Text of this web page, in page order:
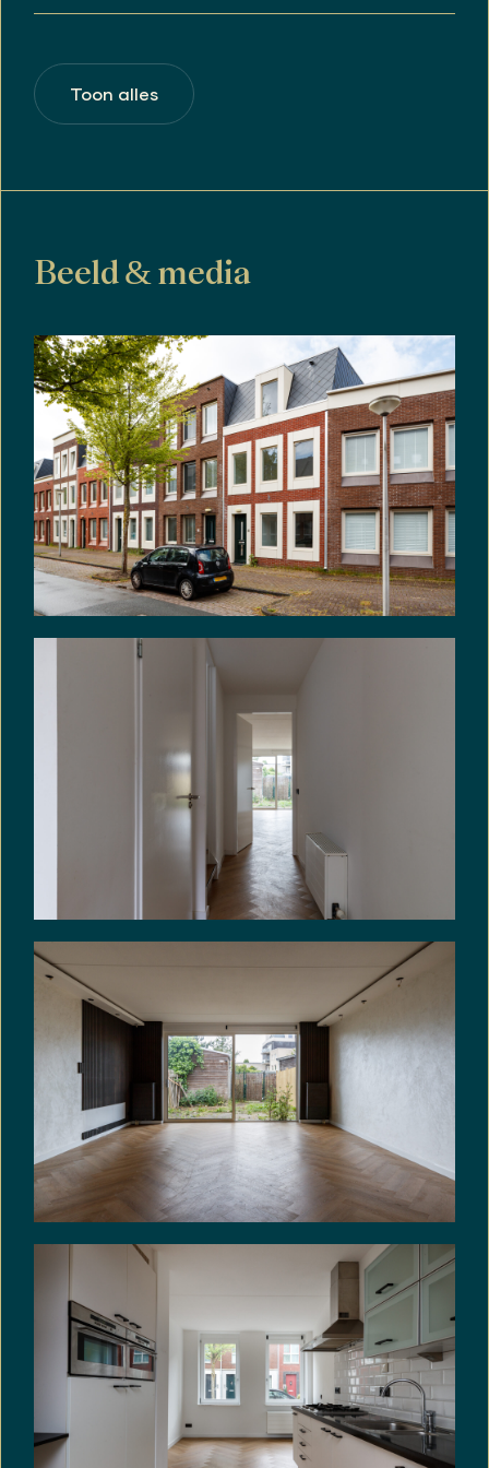
het BBMI-artikel, de ouderdomsclausule, het niet-
Algemeen:
Deze informatie is met de nodige zorgvuldigheid
samengesteld. Aan deze informatie kunnen
de Branche Brede Meetinstructie (BBMI), die is
gebaseerd op de NEN2580 norm.
zaken die voor hem of haar van belang zijn. De
makelaar treedt op als adviseur van verkoper. Wij
adviseren u een deskundige (NVM-)makelaar in te
schakelen die u begeleidt bij het aankoopproces.
Indien u specifieke wensen heeft ten aanzien van
de woning, adviseren wij u deze tijdig kenbaar te
maken en hiernaar zelfstandig onderzoek te
(laten) doen. Indien u geen deskundige
vertegenwoordiger inschakelt, wordt u geacht zelf
voldoende deskundig te zijn om alle relevante
zaken te kunnen beoordelen. De NVM-
voorwaarden zijn van toepassing.
Uitponding:
Deze woning wordt verkocht in het kader van
uitponding. Koper is ermee bekend dat het object
VRIJBLIJVENDE INFORMATIE
Toon alles
Beeld & media